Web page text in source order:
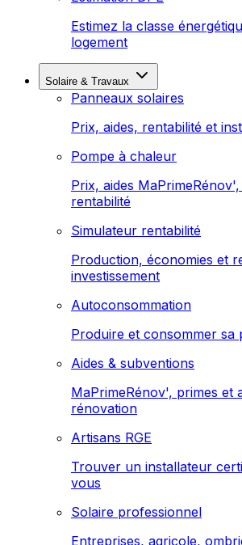
Estimez la classe
logement
Solaire & Travaux
Panneaux solaires
Prix, aides, rentabilité et
Pompe à chaleur
Prix, aides
rentabilité
Simulateur rentabilité
Production, économies et
investissement
Autoconsommation
Produire et consommer sa
Aides & subventions
MaPrimeRénov', primes et
rénovation
Artisans RGE
Trouver un installateur
vous
Solaire professionnel
Entreprises, agricole,